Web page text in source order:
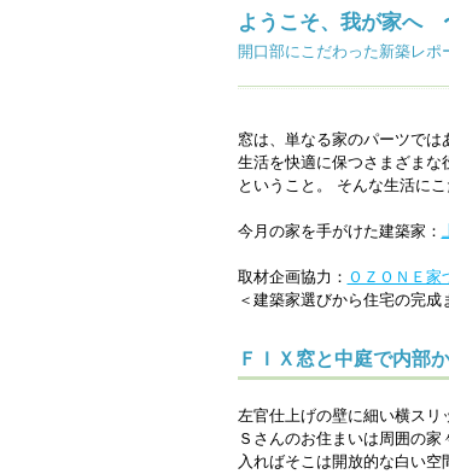
ようこそ、我が家へ
開口部にこだわった新築レ
窓は、単なる家のパーツで
生活を快適に保つさまざまな
ということ。 そんな生活に
今月の家を手がけた建築家：
取材企画協力： ＯＺＯＮＥ家
＜建築家選びから住宅の完
ＦＩＸ窓と中庭で内部
左官仕上げの壁に細い横スリ
Ｓさんのお住まいは周囲の
入ればそこは開放的な白い空